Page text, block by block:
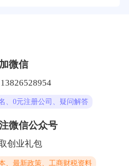
微信
、0元注册公司、疑问解答
微信公众号
创业礼包
、最新政策、工商财税资料